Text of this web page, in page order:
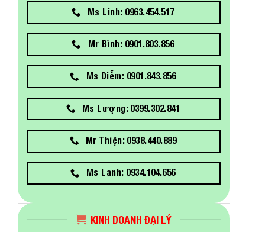
Ms Linh: 0963.454.517
Mr Bình: 0901.803.856
Ms Diễm: 0901.843.856
Ms Lượng: 0399.302.841
Mr Thiện: 0938.440.889
Ms Lanh: 0934.104.656
KINH DOANH ĐẠI LÝ